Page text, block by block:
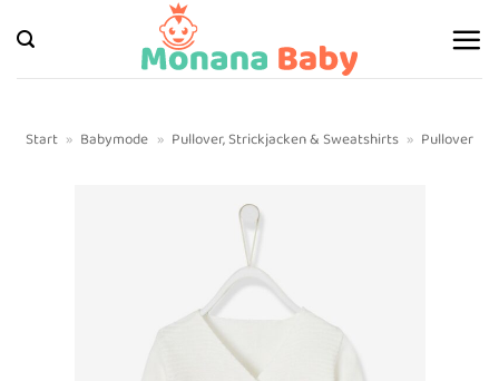
Inhalt
springen
Start » Babymode » Pullover, Strickjacken & Sweatshirts » Pullover